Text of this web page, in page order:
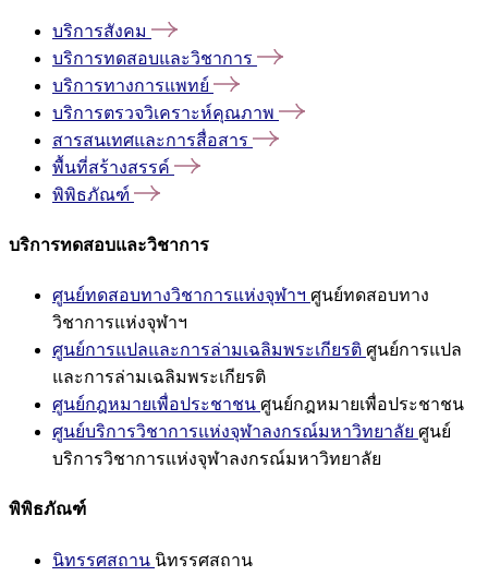
บริการสังคม
บริการทดสอบและวิชาการ
บริการทางการแพทย์
บริการตรวจวิเคราะห์คุณภาพ
สารสนเทศและการสื่อสาร
พื้นที่สร้างสรรค์
พิพิธภัณฑ์
บริการทดสอบและวิชาการ
ศูนย์ทดสอบทางวิชาการแห่งจุฬาฯ ศูนย์ทดสอบทาง
วิชาการแห่งจุฬาฯ
ศูนย์การแปลและการล่ามเฉลิมพระเกียรติ ศูนย์การแปล
และการล่ามเฉลิมพระเกียรติ
ศูนย์กฎหมายเพื่อประชาชน ศูนย์กฎหมายเพื่อประชาชน
ศูนย์บริการวิชาการแห่งจุฬาลงกรณ์มหาวิทยาลัย ศูนย์
บริการวิชาการแห่งจุฬาลงกรณ์มหาวิทยาลัย
พิพิธภัณฑ์
นิทรรศสถาน นิทรรศสถาน